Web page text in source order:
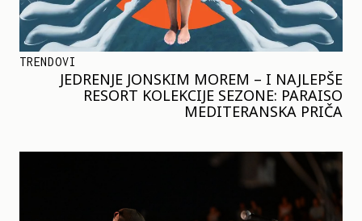
TRENDOVI
JEDRENJE JONSKIM MOREM – I NAJLEPŠE
RESORT KOLEKCIJE SEZONE: PARAISO
MEDITERANSKA PRIČA